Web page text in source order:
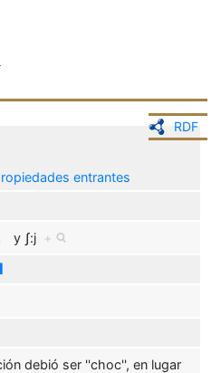
RDF
entrantes
y ʃ:j +
debió ser ''choc'', en lugar